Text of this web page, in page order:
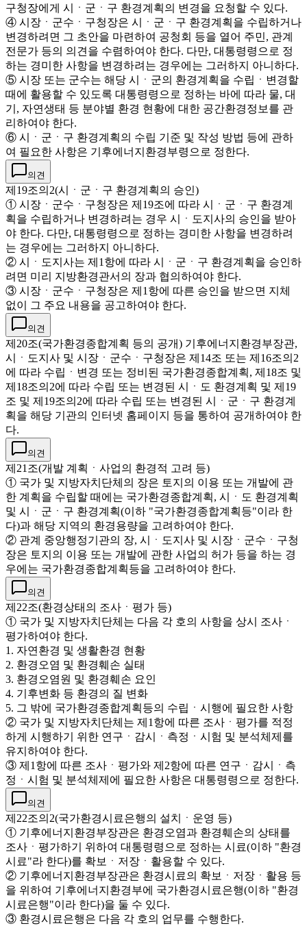
구청장에게 시ㆍ군ㆍ구 환경계획의 변경을 요청할 수 있다.
④ 시장ㆍ군수ㆍ구청장은 시ㆍ군ㆍ구 환경계획을 수립하거나
변경하려면 그 초안을 마련하여 공청회 등을 열어 주민, 관계
전문가 등의 의견을 수렴하여야 한다. 다만, 대통령령으로 정
하는 경미한 사항을 변경하려는 경우에는 그러하지 아니하다.
⑤ 시장 또는 군수는 해당 시ㆍ군의 환경계획을 수립ㆍ변경할
때에 활용할 수 있도록 대통령령으로 정하는 바에 따라 물, 대
기, 자연생태 등 분야별 환경 현황에 대한 공간환경정보를 관
리하여야 한다.
⑥ 시ㆍ군ㆍ구 환경계획의 수립 기준 및 작성 방법 등에 관하
여 필요한 사항은 기후에너지환경부령으로 정한다.
의견
제19조의2(시ㆍ군ㆍ구 환경계획의 승인)
① 시장ㆍ군수ㆍ구청장은 제19조에 따라 시ㆍ군ㆍ구 환경계
획을 수립하거나 변경하려는 경우 시ㆍ도지사의 승인을 받아
야 한다. 다만, 대통령령으로 정하는 경미한 사항을 변경하려
는 경우에는 그러하지 아니하다.
② 시ㆍ도지사는 제1항에 따라 시ㆍ군ㆍ구 환경계획을 승인하
려면 미리 지방환경관서의 장과 협의하여야 한다.
③ 시장ㆍ군수ㆍ구청장은 제1항에 따른 승인을 받으면 지체
없이 그 주요 내용을 공고하여야 한다.
의견
제20조(국가환경종합계획 등의 공개) 기후에너지환경부장관,
시ㆍ도지사 및 시장ㆍ군수ㆍ구청장은 제14조 또는 제16조의2
에 따라 수립ㆍ변경 또는 정비된 국가환경종합계획, 제18조 및
제18조의2에 따라 수립 또는 변경된 시ㆍ도 환경계획 및 제19
조 및 제19조의2에 따라 수립 또는 변경된 시ㆍ군ㆍ구 환경계
획을 해당 기관의 인터넷 홈페이지 등을 통하여 공개하여야 한
다.
의견
제21조(개발 계획ㆍ사업의 환경적 고려 등)
① 국가 및 지방자치단체의 장은 토지의 이용 또는 개발에 관
한 계획을 수립할 때에는 국가환경종합계획, 시ㆍ도 환경계획
및 시ㆍ군ㆍ구 환경계획(이하 "국가환경종합계획등"이라 한
다)과 해당 지역의 환경용량을 고려하여야 한다.
② 관계 중앙행정기관의 장, 시ㆍ도지사 및 시장ㆍ군수ㆍ구청
장은 토지의 이용 또는 개발에 관한 사업의 허가 등을 하는 경
우에는 국가환경종합계획등을 고려하여야 한다.
의견
제22조(환경상태의 조사ㆍ평가 등)
① 국가 및 지방자치단체는 다음 각 호의 사항을 상시 조사ㆍ
평가하여야 한다.
1. 자연환경 및 생활환경 현황
2. 환경오염 및 환경훼손 실태
3. 환경오염원 및 환경훼손 요인
4. 기후변화 등 환경의 질 변화
5. 그 밖에 국가환경종합계획등의 수립ㆍ시행에 필요한 사항
② 국가 및 지방자치단체는 제1항에 따른 조사ㆍ평가를 적정
하게 시행하기 위한 연구ㆍ감시ㆍ측정ㆍ시험 및 분석체제를
유지하여야 한다.
③ 제1항에 따른 조사ㆍ평가와 제2항에 따른 연구ㆍ감시ㆍ측
정ㆍ시험 및 분석체제에 필요한 사항은 대통령령으로 정한다.
의견
제22조의2(국가환경시료은행의 설치ㆍ운영 등)
① 기후에너지환경부장관은 환경오염과 환경훼손의 상태를
조사ㆍ평가하기 위하여 대통령령으로 정하는 시료(이하 "환경
시료"라 한다)를 확보ㆍ저장ㆍ활용할 수 있다.
② 기후에너지환경부장관은 환경시료의 확보ㆍ저장ㆍ활용 등
을 위하여 기후에너지환경부에 국가환경시료은행(이하 "환경
시료은행"이라 한다)을 둘 수 있다.
③ 환경시료은행은 다음 각 호의 업무를 수행한다.